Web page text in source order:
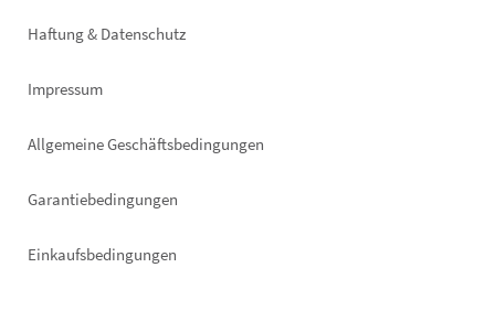
Haftung & Datenschutz
Impressum
Allgemeine Geschäftsbedingungen
Garantiebedingungen
Einkaufsbedingungen